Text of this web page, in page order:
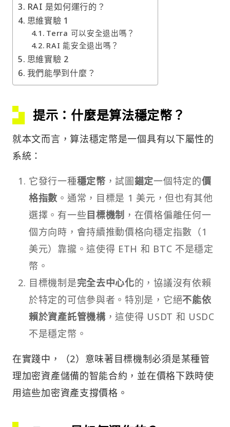
RAI 是如何運行的？
思維實驗 1
Terra 可以安全退出嗎？
RAI 能安全退出嗎？
思維實驗 2
我們能學到什麼？
提示：什麼是算法穩定幣？
就本文而言，算法穩定幣是一個具有以下屬性的
系統：
它發行一種穩定幣 ，試圖錨定一個特定的價
格指數 。通常，目標是 1 美元，但也有其他
選擇。有一些目標機制 ，在價格偏離任何一
個方向時，會持續推動價格向穩定指數（1
美元）靠攏。這使得 ETH 和 BTC 不是穩定
幣。
目標機制是完全去中心化的，協議沒有依賴
於特定的可信參與者。特別是，它絕不能依
賴於資產託管機構，這使得 USDT 和 USDC
不是穩定幣。
在實踐中，（2）意味著目標機制必須是某種管
理加密資產儲備的智能合約，並在價格下跌時使
用這些加密資產支撐價格。